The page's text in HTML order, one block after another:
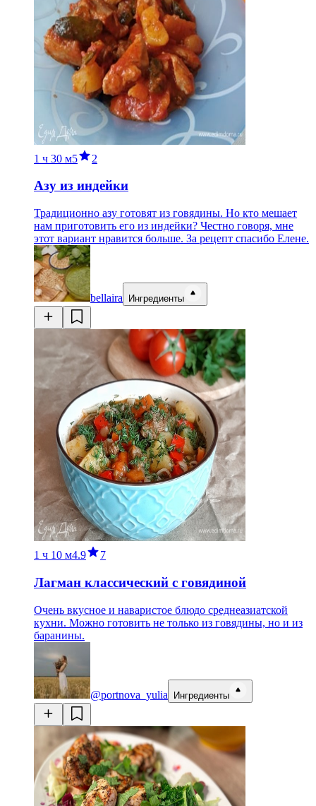
1 ч 30 м5 2
Азу из индейки
Традиционно азу готовят из говядины. Но кто мешает
нам приготовить его из индейки? Честно говоря, мне
этот вариант нравится больше. За рецепт спасибо Елене.
bellaira Ингредиенты
1 ч 10 м4.9 7
Лагман классический с говядиной
Очень вкусное и наваристое блюдо среднеазиатской
кухни. Можно готовить не только из говядины, но и из
баранины.
@portnova_yulia Ингредиенты